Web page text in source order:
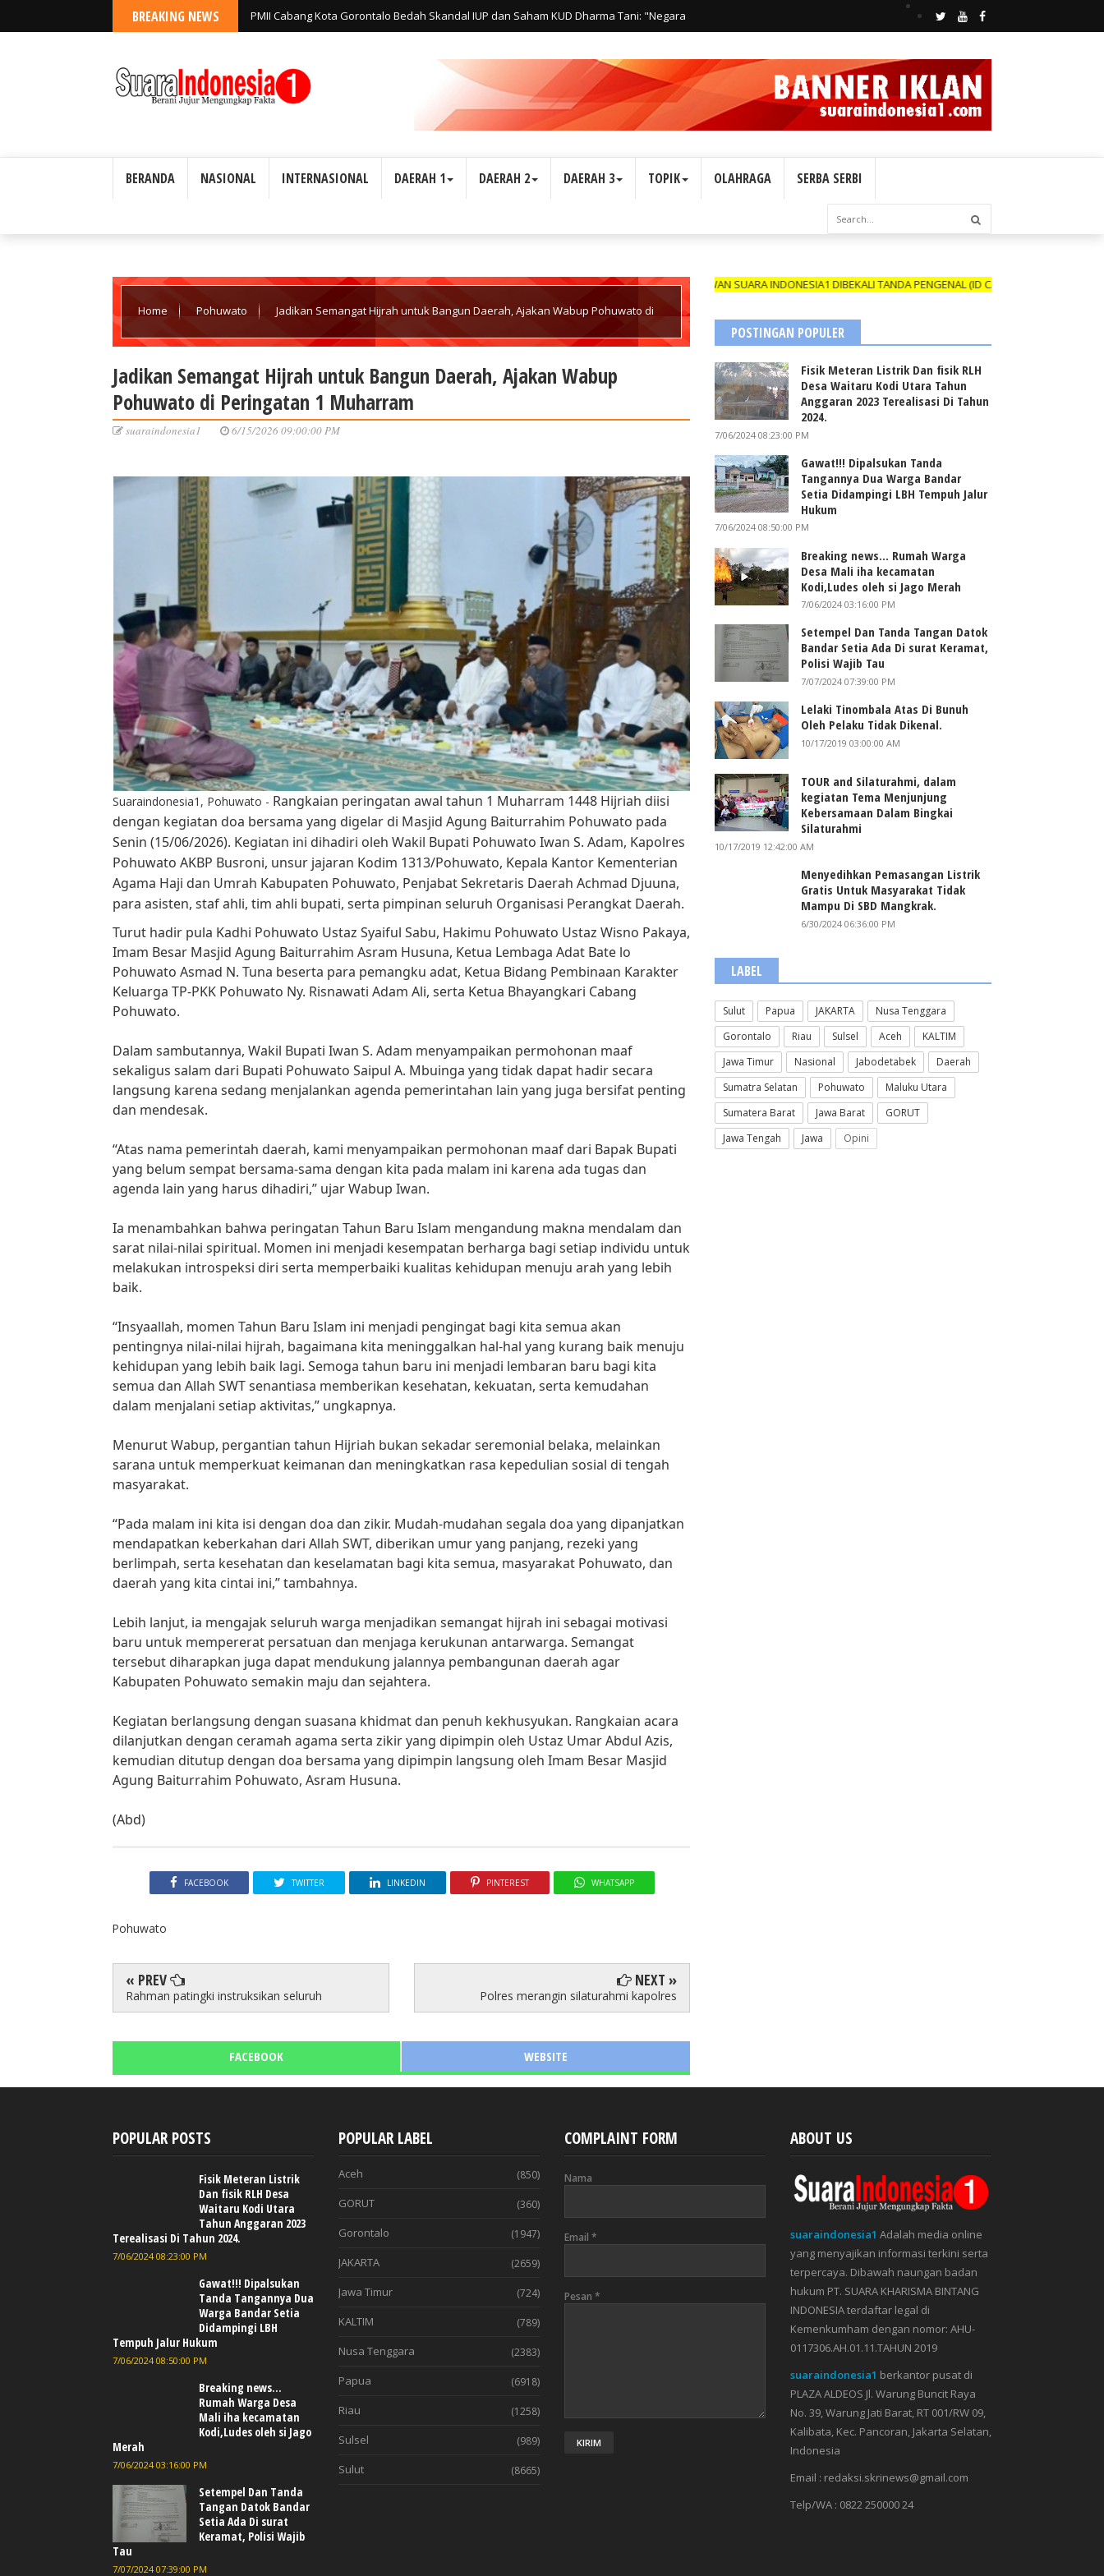
BREAKING NEWS PMII Cabang Kota Gorontalo Bedah Skandal IUP dan Saham KUD Dharma Tani: "Negara
BERANDA NASIONAL INTERNASIONAL DAERAH 1 DAERAH 2 DAERAH 3 TOPIK OLAHRAGA SERBA SERBI
Home Pohuwato Jadikan Semangat Hijrah untuk Bangun Daerah, Ajakan Wabup Pohuwato di
Jadikan Semangat Hijrah untuk Bangun Daerah, Ajakan Wabup
Pohuwato di Peringatan 1 Muharram
suaraindonesia1 6/15/2026 09:00:00 PM
Suaraindonesia1, Pohuwato - Rangkaian peringatan awal tahun 1 Muharram 1448 Hijriah diisi
dengan kegiatan doa bersama yang digelar di Masjid Agung Baiturrahim Pohuwato pada
Senin (15/06/2026). Kegiatan ini dihadiri oleh Wakil Bupati Pohuwato Iwan S. Adam, Kapolres
Pohuwato AKBP Busroni, unsur jajaran Kodim 1313/Pohuwato, Kepala Kantor Kementerian
Agama Haji dan Umrah Kabupaten Pohuwato, Penjabat Sekretaris Daerah Achmad Djuuna,
para asisten, staf ahli, tim ahli bupati, serta pimpinan seluruh Organisasi Perangkat Daerah.
Turut hadir pula Kadhi Pohuwato Ustaz Syaiful Sabu, Hakimu Pohuwato Ustaz Wisno Pakaya,
Imam Besar Masjid Agung Baiturrahim Asram Husuna, Ketua Lembaga Adat Bate lo
Pohuwato Asmad N. Tuna beserta para pemangku adat, Ketua Bidang Pembinaan Karakter
Keluarga TP-PKK Pohuwato Ny. Risnawati Adam Ali, serta Ketua Bhayangkari Cabang
Pohuwato.
Dalam sambutannya, Wakil Bupati Iwan S. Adam menyampaikan permohonan maaf
sekaligus salam dari Bupati Pohuwato Saipul A. Mbuinga yang tidak dapat hadir secara
langsung karena sedang menjalankan agenda pemerintahan lain yang juga bersifat penting
dan mendesak.
“Atas nama pemerintah daerah, kami menyampaikan permohonan maaf dari Bapak Bupati
yang belum sempat bersama-sama dengan kita pada malam ini karena ada tugas dan
agenda lain yang harus dihadiri,” ujar Wabup Iwan.
Ia menambahkan bahwa peringatan Tahun Baru Islam mengandung makna mendalam dan
sarat nilai-nilai spiritual. Momen ini menjadi kesempatan berharga bagi setiap individu untuk
melakukan introspeksi diri serta memperbaiki kualitas kehidupan menuju arah yang lebih
baik.
“Insyaallah, momen Tahun Baru Islam ini menjadi pengingat bagi kita semua akan
pentingnya nilai-nilai hijrah, bagaimana kita meninggalkan hal-hal yang kurang baik menuju
kehidupan yang lebih baik lagi. Semoga tahun baru ini menjadi lembaran baru bagi kita
semua dan Allah SWT senantiasa memberikan kesehatan, kekuatan, serta kemudahan
dalam menjalani setiap aktivitas,” ungkapnya.
Menurut Wabup, pergantian tahun Hijriah bukan sekadar seremonial belaka, melainkan
sarana untuk memperkuat keimanan dan meningkatkan rasa kepedulian sosial di tengah
masyarakat.
“Pada malam ini kita isi dengan doa dan zikir. Mudah-mudahan segala doa yang dipanjatkan
mendapatkan keberkahan dari Allah SWT, diberikan umur yang panjang, rezeki yang
berlimpah, serta kesehatan dan keselamatan bagi kita semua, masyarakat Pohuwato, dan
daerah yang kita cintai ini,” tambahnya.
Lebih lanjut, ia mengajak seluruh warga menjadikan semangat hijrah ini sebagai motivasi
baru untuk mempererat persatuan dan menjaga kerukunan antarwarga. Semangat
tersebut diharapkan juga dapat mendukung jalannya pembangunan daerah agar
Kabupaten Pohuwato semakin maju dan sejahtera.
Kegiatan berlangsung dengan suasana khidmat dan penuh kekhusyukan. Rangkaian acara
dilanjutkan dengan ceramah agama serta zikir yang dipimpin oleh Ustaz Umar Abdul Azis,
kemudian ditutup dengan doa bersama yang dipimpin langsung oleh Imam Besar Masjid
Agung Baiturrahim Pohuwato, Asram Husuna.
(Abd)
FACEBOOK TWITTER LINKEDIN PINTEREST WHATSAPP
Pohuwato
« PREV
Rahman patingki instruksikan seluruh
NEXT »
Polres merangin silaturahmi kapolres
FACEBOOK WEBSITE
WARTAWAN SUARA INDONESIA1 DIBEKALI TANDA PENGENAL (ID CARD) YANG MASIH BERLAKU
POSTINGAN POPULER
Fisik Meteran Listrik Dan fisik RLH
Desa Waitaru Kodi Utara Tahun
Anggaran 2023 Terealisasi Di Tahun
2024.
7/06/2024 08:23:00 PM
Gawat!!! Dipalsukan Tanda
Tangannya Dua Warga Bandar
Setia Didampingi LBH Tempuh Jalur
Hukum
7/06/2024 08:50:00 PM
Breaking news... Rumah Warga
Desa Mali iha kecamatan
Kodi,Ludes oleh si Jago Merah
7/06/2024 03:16:00 PM
Setempel Dan Tanda Tangan Datok
Bandar Setia Ada Di surat Keramat,
Polisi Wajib Tau
7/07/2024 07:39:00 PM
Lelaki Tinombala Atas Di Bunuh
Oleh Pelaku Tidak Dikenal.
10/17/2019 03:00:00 AM
TOUR and Silaturahmi, dalam
kegiatan Tema Menjunjung
Kebersamaan Dalam Bingkai
Silaturahmi
10/17/2019 12:42:00 AM
Menyedihkan Pemasangan Listrik
Gratis Untuk Masyarakat Tidak
Mampu Di SBD Mangkrak.
6/30/2024 06:36:00 PM
LABEL
Sulut Papua JAKARTA
Nusa Tenggara
Gorontalo
Riau Sulsel Aceh
KALTIM
Jawa Timur
Nasional Jabodetabek
Daerah
Sumatra Selatan
Pohuwato
Maluku Utara
Sumatera Barat
Jawa Barat
GORUT
Jawa Tengah
Jawa Opini
POPULAR POSTS
Fisik Meteran Listrik
Dan fisik RLH Desa
Waitaru Kodi Utara
Tahun Anggaran 2023
Terealisasi Di Tahun 2024.
7/06/2024 08:23:00 PM
Gawat!!! Dipalsukan
Tanda Tangannya Dua
Warga Bandar Setia
Didampingi LBH
Tempuh Jalur Hukum
7/06/2024 08:50:00 PM
Breaking news...
Rumah Warga Desa
Mali iha kecamatan
Kodi,Ludes oleh si Jago
Merah
7/06/2024 03:16:00 PM
Setempel Dan Tanda
Tangan Datok Bandar
Setia Ada Di surat
Keramat, Polisi Wajib
Tau
7/07/2024 07:39:00 PM
POPULAR LABEL
Aceh (850)
GORUT (360)
Gorontalo (1947)
JAKARTA (2659)
Jawa Timur (724)
KALTIM (789)
Nusa Tenggara (2383)
Papua (6918)
Riau (1258)
Sulsel (989)
Sulut (8665)
COMPLAINT FORM
Nama
Email *
Pesan *
ABOUT US
suaraindonesia1 Adalah media online
yang menyajikan informasi terkini serta
terpercaya. Dibawah naungan badan
hukum PT. SUARA KHARISMA BINTANG
INDONESIA terdaftar legal di
Kemenkumham dengan nomor: AHU-
0117306.AH.01.11.TAHUN 2019
suaraindonesia1 berkantor pusat di
PLAZA ALDEOS Jl. Warung Buncit Raya
No. 39, Warung Jati Barat, RT 001/RW 09,
Kalibata, Kec. Pancoran, Jakarta Selatan,
Indonesia
Email : redaksi.skrinews@gmail.com
Telp/WA : 0822 250000 24